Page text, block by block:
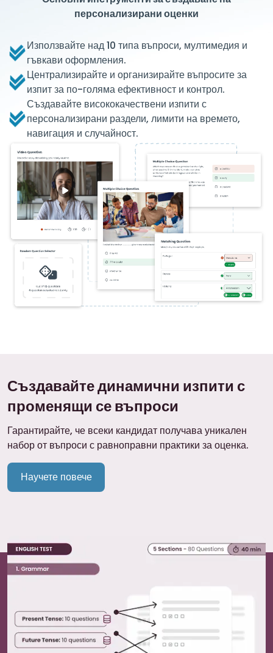
персонализирани оценки
Използвайте над 10 типа въпроси, мултимедия и
гъвкави оформления.
Централизирайте и организирайте въпросите за
изпит за по-голяма ефективност и контрол.
Създавайте висококачествени изпити с
персонализирани раздели, лимити на времето,
навигация и случайност.
Създавайте динамични изпити с
променящи се въпроси
Гарантирайте, че всеки кандидат получава уникален
набор от въпроси с равноправни практики за оценка.
Научете повече